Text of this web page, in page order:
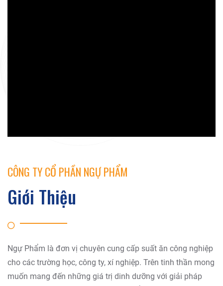
CÔNG TY CỔ PHẦN NGỰ PHẨM
Giới Thiệu
Ngự Phẩm là đơn vị chuyên cung cấp suất ăn công nghiệp
cho các trường học, công ty, xí nghiệp. Trên tinh thần mong
muốn mang đến những giá trị dinh dưỡng với giải pháp